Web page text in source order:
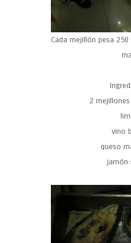
Cada mejillón pesa
2
vino
queso
jamón